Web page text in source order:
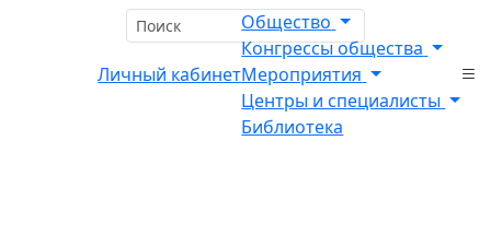
Общество
Конгрессы общества
Мероприятия
Центры и специалисты
Библиотека
Личный кабинет